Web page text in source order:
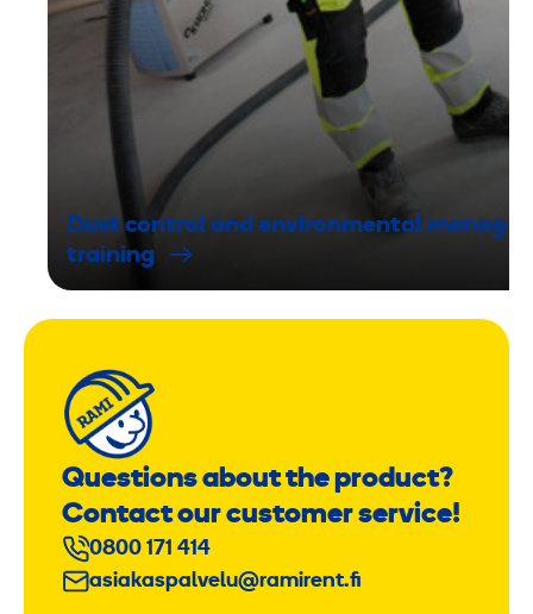
Dust control and environmental
training
Questions about the product?
Contact our customer service!
0800 171 414
asiakaspalvelu@ramirent.fi